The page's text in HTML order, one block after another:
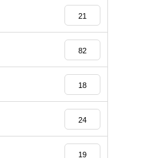
21
82
18
24
19